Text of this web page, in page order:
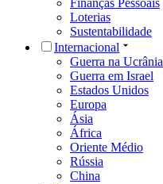
Finanças Pessoais
Loterias
Sustentabilidade
Internacional
Guerra na Ucrânia
Guerra em Israel
Estados Unidos
Europa
Ásia
África
Oriente Médio
Rússia
China